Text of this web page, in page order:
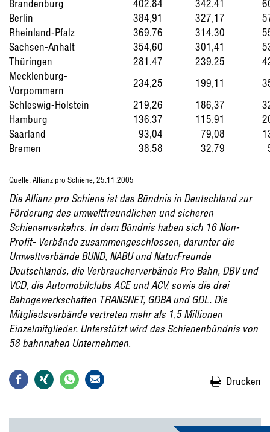
Brandenburg
402,84 342,41
Berlin
384,91 327,17
Rheinland-Pfalz
369,76 314,30
Sachsen-Anhalt
354,60 301,41
Thüringen
281,47 239,25
Mecklenburg-
Vorpommern
234,25 199,11
Schleswig-Holstein
219,26 186,37
Hamburg
136,37 115,91
Saarland
93,04 79,08
Bremen
38,58 32,79
Quelle: Allianz pro Schiene, 25.11.2005
Die Allianz pro Schiene ist das Bündnis in Deutschland zur
Förderung des umweltfreundlichen und sicheren
Schienenverkehrs. In dem Bündnis haben sich 16 Non-
Profit- Verbände zusammengeschlossen, darunter die
Umweltverbände BUND, NABU und NaturFreunde
Deutschlands, die Verbraucherverbände Pro Bahn, DBV und
VCD, die Automobilclubs ACE und ACV, sowie die drei
Bahngewerkschaften TRANSNET, GDBA und GDL. Die
Mitgliedsverbände vertreten mehr als 1,5 Millionen
Einzelmitglieder. Unterstützt wird das Schienenbündnis von
58 bahnnahen Unternehmen.
Drucken